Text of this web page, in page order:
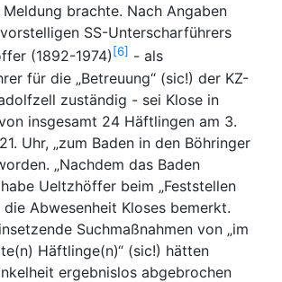
brachte. Nach Angaben
SS-Unterscharführers
(1892-1974) 6
- als
für die „Betreuung“ (sic!) der KZ-
zuständig - sei Klose in
insgesamt 24 Häftlingen am 3.
Uhr, „zum Baden in den Böhringer
„Nachdem das Baden
Ueltzhöffer beim „Feststellen
Abwesenheit Kloses bemerkt.
Suchmaßnahmen von „im
Häftlinge(n)“ (sic!) hätten
ergebnislos abgebrochen